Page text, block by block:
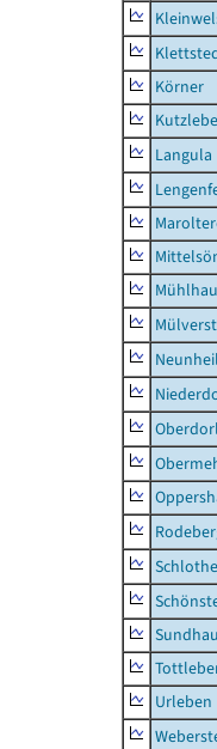
Körner
Langula
Urleben